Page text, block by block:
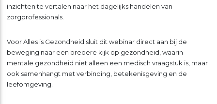
inzichten te vertalen naar het dagelijks handelen van
zorgprofessionals.
Voor Alles is Gezondheid sluit dit webinar direct aan bij de
beweging naar een bredere kijk op gezondheid, waarin
mentale gezondheid niet alleen een medisch vraagstuk is, maar
ook samenhangt met verbinding, betekenisgeving en de
leefomgeving.